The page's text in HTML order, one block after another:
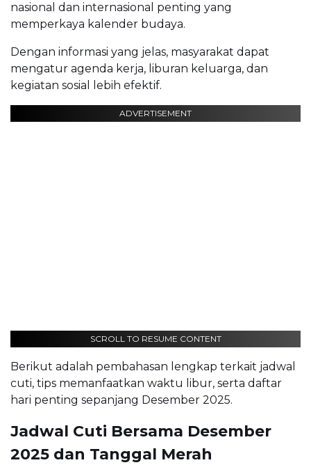
nasional dan internasional penting yang
memperkaya kalender budaya.
Dengan informasi yang jelas, masyarakat dapat
mengatur agenda kerja, liburan keluarga, dan
kegiatan sosial lebih efektif.
ADVERTISEMENT
SCROLL TO RESUME CONTENT
Berikut adalah pembahasan lengkap terkait jadwal
cuti, tips memanfaatkan waktu libur, serta daftar
hari penting sepanjang Desember 2025.
Jadwal Cuti Bersama Desember
2025 dan Tanggal Merah